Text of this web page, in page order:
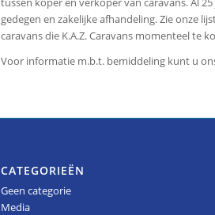
gedegen en zakelijke afhandeling. Zie onze
caravans die K.A.Z. Caravans momenteel te
Voor informatie m.b.t. bemiddeling kunt u
CATEGORIEËN
Geen categorie
Media